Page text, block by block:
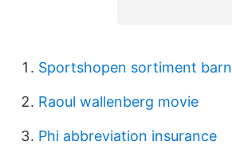
Sportshopen sortiment barn
Raoul wallenberg movie
Phi abbreviation insurance